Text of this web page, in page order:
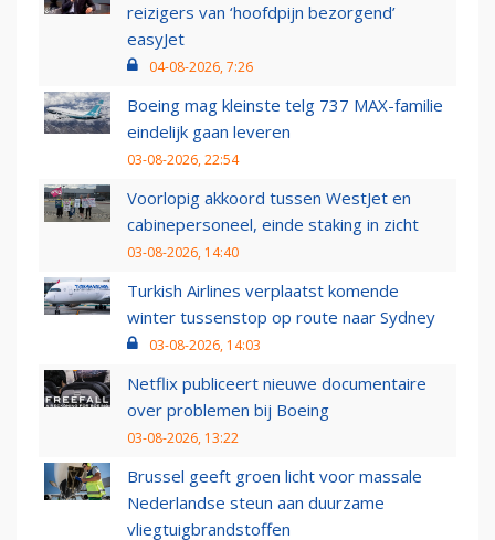
reizigers van ‘hoofdpijn bezorgend’
easyJet
04-08-2026, 7:26
Boeing mag kleinste telg 737 MAX-familie
eindelijk gaan leveren
03-08-2026, 22:54
Voorlopig akkoord tussen WestJet en
cabinepersoneel, einde staking in zicht
03-08-2026, 14:40
Turkish Airlines verplaatst komende
winter tussenstop op route naar Sydney
03-08-2026, 14:03
Netflix publiceert nieuwe documentaire
over problemen bij Boeing
03-08-2026, 13:22
Brussel geeft groen licht voor massale
Nederlandse steun aan duurzame
vliegtuigbrandstoffen